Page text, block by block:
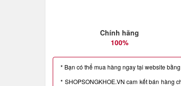
Chính hãng
100%
* Bạn có thể mua hàng ngay tại website
* SHOPSONGKHOE.VN cam kết bán hàng